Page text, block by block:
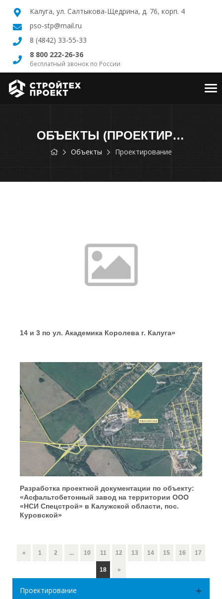
Калуга, ул. Салтыкова-Щедрина, д. 76, корп. 4
pso-stp@mail.ru
8 (4842) 33-55-33
8 800 222-26-36
бесплатный звонок по России
ОБЪЕКТЫ (ПРОЕКТИРОВАНИЕ)
Объекты Проектирование
14 и 3 по ул. Академика Королева г. Калуга»
Разработка проектной документации по объекту:
«Асфальтобетонный завод на территории ООО
«НСИ Спецстрой» в Калужской области, пос.
Куровской»
« 1 2 ... 10 11 12 13 14 15 16 17
18 »
Проектирование